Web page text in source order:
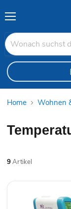
Home Wohnen
9Artikel